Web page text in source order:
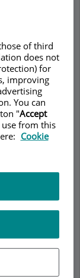
de interés
de
(ETS)
afectar
of third
does not
for
improving
You can
"Accept
from this
Cookie